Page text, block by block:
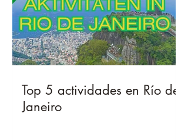
Top 5 actividades en Río de
Janeiro